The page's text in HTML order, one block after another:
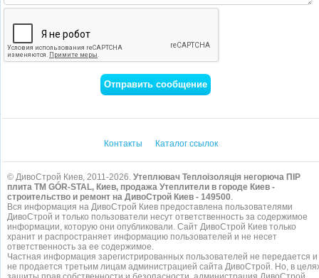
Контакты Каталог ссылок
© ДивоСтрой Киев, 2011-2026. Утеплювач Теплоізоляція негорюча ПІР
плита ТМ GÓR-STAL, Киев, продажа Утеплители в городе Киев -
строительство и ремонт на ДивоСтрой Киев - 149500.
Вся информация на ДивоСтрой Киев предоставлена пользователями
ДивоСтрой и только пользователи несут ответственность за содержимое
информации, которую они опубликовали. Сайт ДивоСтрой Киев только
хранит и распространяет информацию пользователей и не несет
ответственность за ее содержимое.
Частная информация зарегистрированных пользователей не передается и
не продается третьим лицам администрацией сайта ДивоСтрой. Но, в